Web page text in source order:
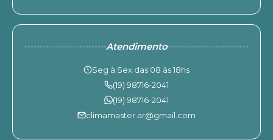
Atendimento
Seg à Sex das 08 às 18hs
(19) 98716-2041
(19) 98716-2041
climamaster.ar@gmail.com